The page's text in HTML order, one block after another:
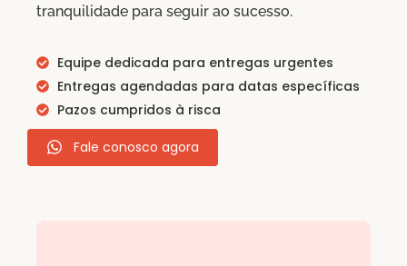
tranquilidade para seguir ao sucesso.
Equipe dedicada para entregas urgentes
Entregas agendadas para datas específicas
Pazos cumpridos à risca
Fale conosco agora